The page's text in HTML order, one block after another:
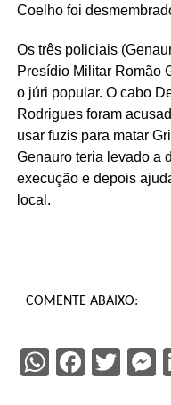
Coelho foi
Os três policiais
Presídio Militar Romão
o júri popular. O cabo
Rodrigues foram
usar fuzis para matar
Genauro teria levado a
execução e depois
local.
COMENTE ABAIXO: